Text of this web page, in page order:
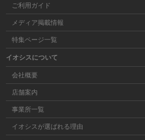
ご利用ガイド
メディア掲載情報
特集ページ一覧
イオシスについて
会社概要
店舗案内
事業所一覧
イオシスが選ばれる理由